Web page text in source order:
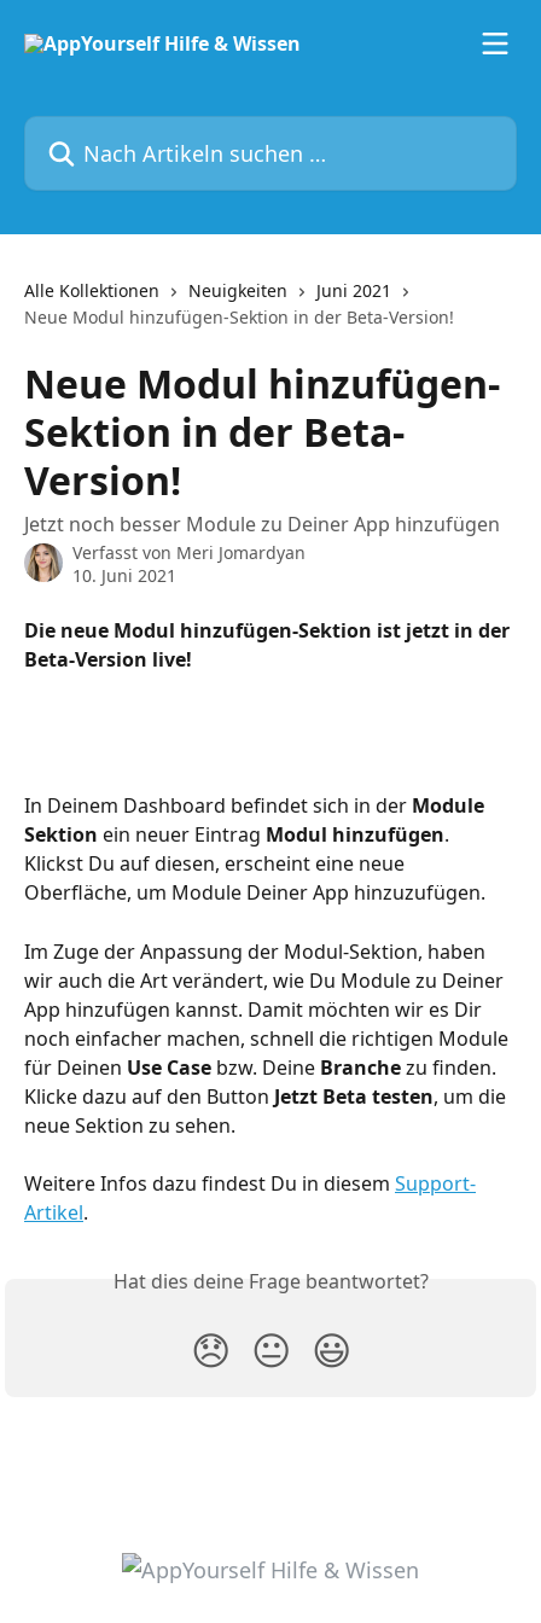
Nach Artikeln suchen …
Alle Kollektionen Neuigkeiten
Juni 2021
Neue Modul hinzufügen-Sektion in der Beta-Version!
Neue Modul hinzufügen-
Sektion in der Beta-
Version!
Jetzt noch besser Module zu Deiner App hinzufügen
Verfasst von Meri Jomardyan
10. Juni 2021
Die neue Modul hinzufügen-Sektion ist jetzt in der
Beta-Version live!
In Deinem Dashboard befindet sich in der Module
Sektion ein neuer Eintrag Modul hinzufügen.
Klickst Du auf diesen, erscheint eine neue
Oberfläche, um Module Deiner App hinzuzufügen.
Im Zuge der Anpassung der Modul-Sektion, haben
wir auch die Art verändert, wie Du Module zu Deiner
App hinzufügen kannst. Damit möchten wir es Dir
noch einfacher machen, schnell die richtigen Module
für Deinen Use Case bzw. Deine Branche zu finden.
Klicke dazu auf den Button Jetzt Beta testen, um die
neue Sektion zu sehen.
Weitere Infos dazu findest Du in diesem Support-
Artikel.
Hat dies deine Frage beantwortet?
😞 😐 😃